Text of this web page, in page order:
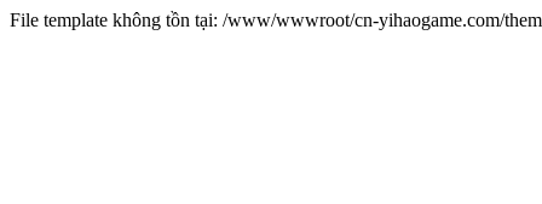
File template không tồn tại: /www/wwwroot/cn-yihaogame.com/